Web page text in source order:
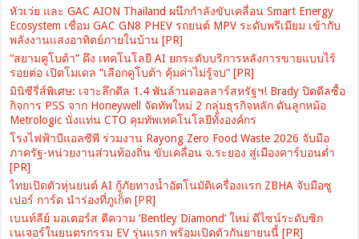
หัวเว่ย และ GAC AION Thailand ผนึกกำลังขับเคลื่อน Smart Energy
Ecosystem เชื่อม GAC GN8 PHEV รถยนต์ MPV ระดับพรีเมียม เข้ากับ
พลังงานแสงอาทิตย์ภายในบ้าน [PR]
“สยามคูโบต้า” ดึง เทคโนโลยี AI ยกระดับบริการหลังการขายแบบไร้
รอยต่อ เปิดโมเดล “เลือกคูโบต้า คุ้มค่าไม่รู้จบ” [PR]
มินิซีรี่ส์พิเศษ: เจาะลึกดีล 1.4 พันล้านดอลลาร์สหรัฐฯ! Brady ปิดดีลซื้อ
กิจการ PSS จาก Honeywell จัดทัพใหม่ 2 กลุ่มธุรกิจหลัก ดันลูกหม้อ
Metrologic นั่งแท่น CTO คุมทัพเทคโนโลยีทั้งองค์กร
โรงไฟฟ้าบีแอลซีพี ร่วมงาน Rayong Zero Food Waste 2026 จับมือ
ภาครัฐ-หน่วยงานส่วนท้องถิ่น ขับเคลื่อน จ.ระยอง สู่เมืองคาร์บอนต่ำ
[PR]
ไทยเปิดตัวหุ่นยนต์ AI กู้ภัยทางน้ำอัตโนมัติเครื่องแรก ZBHA จับมือซู
เปอร์ การ์ด นำร่องที่ภูเก็ต [PR]
เบนท์ลีย์ มอเตอร์ส ตีความ ‘Bentley Diamond’ ใหม่ ดีไซน์ระดับซิก
เนเจอร์ในยนตรกรรม EV รุ่นแรก พร้อมเปิดตัวกันยายนนี้ [PR]